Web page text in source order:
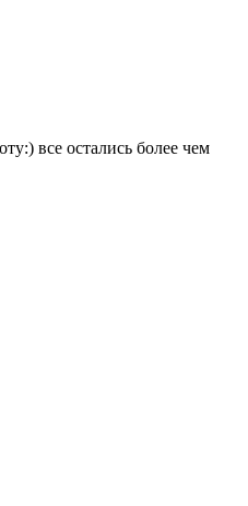
все остались более чем